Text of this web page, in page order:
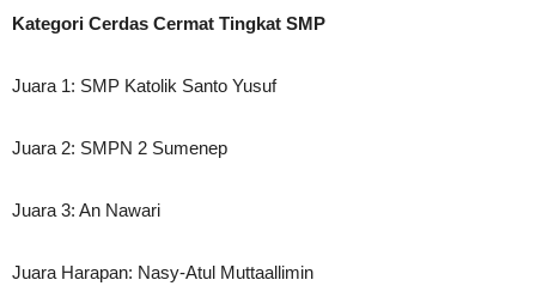
Kategori Cerdas Cermat Tingkat SMP
Juara 1: SMP Katolik Santo Yusuf
Juara 2: SMPN 2 Sumenep
Juara 3: An Nawari
Juara Harapan: Nasy-Atul Muttaallimin